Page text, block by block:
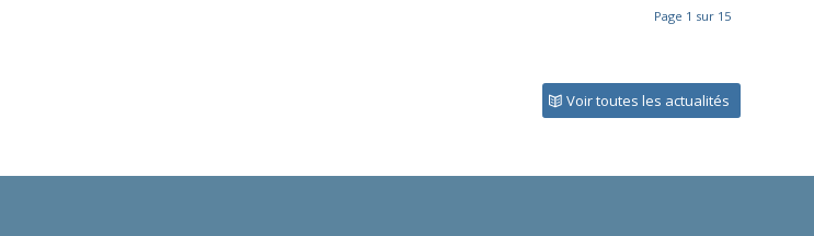
Page 1 sur 15
Voir toutes les actualités